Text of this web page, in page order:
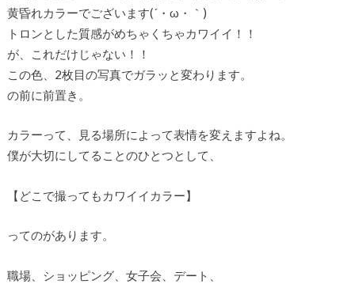
黄昏れカラーでございます(´・ω・｀)
トロンとした質感がめちゃくちゃカワイイ！！
が、これだけじゃない！！
この色、2枚目の写真でガラッと変わります。
の前に前置き。
カラーって、見る場所によって表情を変えますよね。
僕が大切にしてることのひとつとして、
【どこで撮ってもカワイイカラー】
ってのがあります。
職場、ショッピング、女子会、デート、